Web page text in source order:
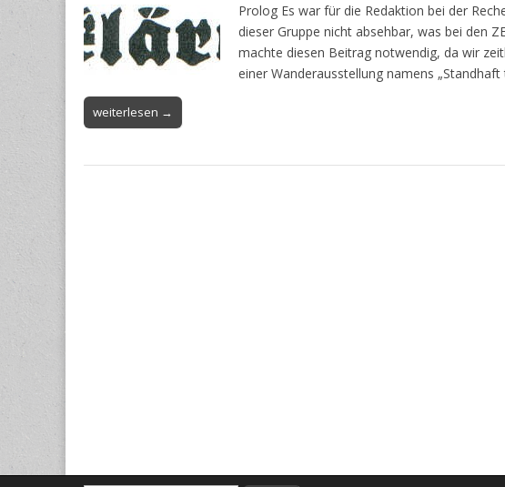
Prolog Es war für die Redaktion bei der
dieser Gruppe nicht absehbar, was bei den
machte diesen Beitrag notwendig, da wir
einer Wanderausstellung namens
weiterlesen →